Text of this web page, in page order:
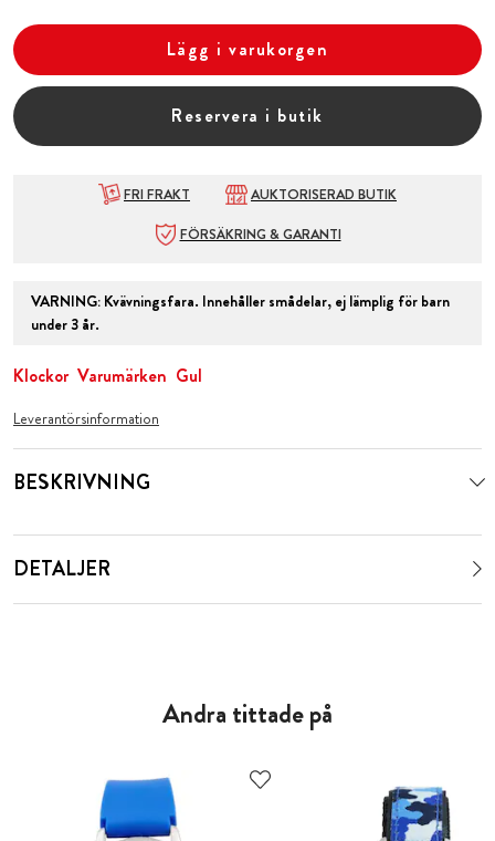
Lägg i varukorgen
Reservera i butik
FRI FRAKT
AUKTORISERAD BUTIK
FÖRSÄKRING & GARANTI
VARNING: Kvävningsfara. Innehåller smådelar, ej lämplig för barn
under 3 år.
Klockor Varumärken Gul
Leverantörsinformation
BESKRIVNING
DETALJER
Andra tittade på